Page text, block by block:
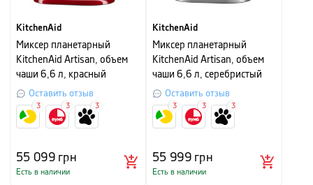
KitchenAid
Миксер планетарный
KitchenAid Artisan, объем
чаши 6,6 л, красный
Оставить отзыв
55 099грн
Есть в наличии
3 3 3
KitchenAid
Миксер планетарный
KitchenAid Artisan, объем
чаши 6,6 л, серебристый
серыйОставить отзыв
55 999грн
Есть в наличии
3 3 3